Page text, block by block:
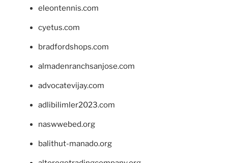
eleontennis.com
cyetus.com
bradfordshops.com
almadenranchsanjose.com
advocatevijay.com
adlibilimler2023.com
naswwebed.org
balithut-manado.org